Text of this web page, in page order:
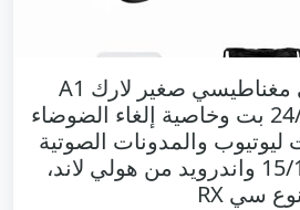
ميكروفون لاسلكي مغناطيسي صغير لارك A1
بدقة 48 كيلو هرتز/24 بت وخاصية إلغاء الضوضاء
مستويات ليوتيوب والمدونات الصوتية
والفيديو، لآيفون 15/16 واندرويد من هولي لاند،